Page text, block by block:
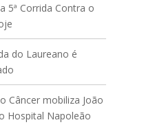
5ª Corrida Contra o
do Laureano é
Câncer mobiliza João
Hospital Napoleão